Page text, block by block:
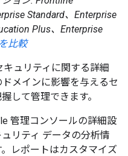
Standard、Enterprise
Plus、Enterprise
比較
ュリティに関する詳細
メインに影響を与えるセ
して管理できます。
管理コンソールの詳細設
リティ データの分析情
レポートはカスタマイズ